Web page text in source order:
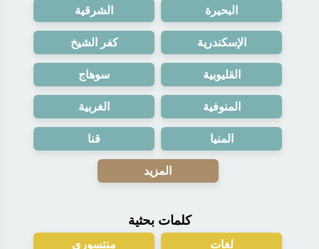
البحيرة الشرقية
الإسكندرية كفر الشيخ
القليوبية سوهاج
المنوفية الغربية
المنيا قنا
المزيد
كلمات بحثية
لغات منتسوري